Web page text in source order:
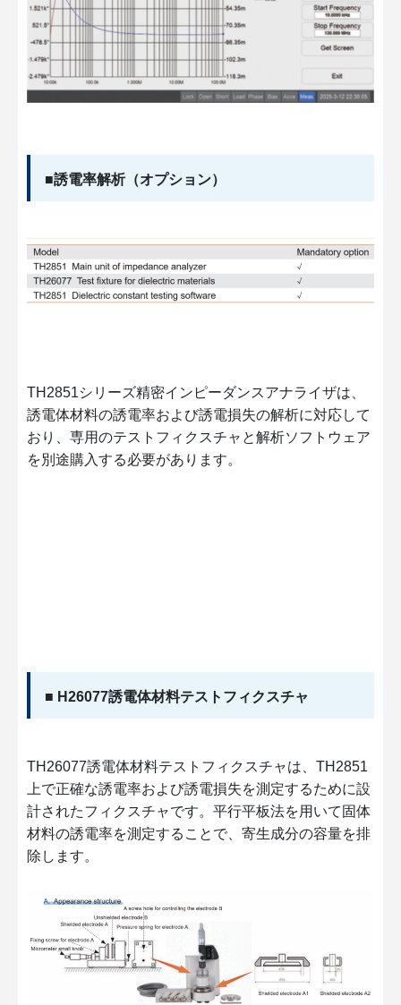
■誘電率解析（オプション）
TH2851シリーズ精密インピーダンスアナライザは、
誘電体材料の誘電率および誘電損失の解析に対応して
おり、専用のテストフィクスチャと解析ソフトウェア
を別途購入する必要があります。
■ H26077誘電体材料テストフィクスチャ
TH26077誘電体材料テストフィクスチャは、TH2851
上で正確な誘電率および誘電損失を測定するために設
計されたフィクスチャです。平行平板法を用いて固体
材料の誘電率を測定することで、寄生成分の容量を排
除します。